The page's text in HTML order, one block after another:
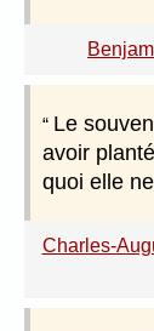
Le
avoir
quoi elle
Charles-